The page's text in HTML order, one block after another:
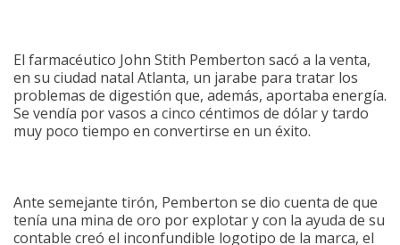
El farmacéutico John Stith Pemberton sacó a la venta,
en su ciudad natal Atlanta, un jarabe para tratar los
problemas de digestión que, además, aportaba energía.
Se vendía por vasos a cinco céntimos de dólar y tardo
muy poco tiempo en convertirse en un éxito.
Ante semejante tirón, Pemberton se dio cuenta de que
tenía una mina de oro por explotar y con la ayuda de su
contable creó el inconfundible logotipo de la marca, el